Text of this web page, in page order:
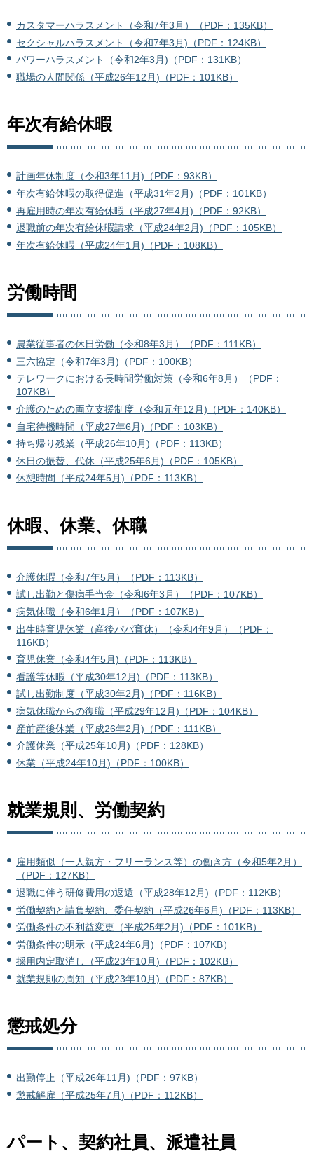
カスタマーハラスメント（令和7年3月）（PDF：135KB）
セクシャルハラスメント（令和7年3月)（PDF：124KB）
パワーハラスメント（令和2年3月)（PDF：131KB）
職場の人間関係（平成26年12月)（PDF：101KB）
年次有給休暇
計画年休制度（令和3年11月)（PDF：93KB）
年次有給休暇の取得促進（平成31年2月)（PDF：101KB）
再雇用時の年次有給休暇（平成27年4月)（PDF：92KB）
退職前の年次有給休暇請求（平成24年2月)（PDF：105KB）
年次有給休暇（平成24年1月)（PDF：108KB）
労働時間
農業従事者の休日労働（令和8年3月）（PDF：111KB）
三六協定（令和7年3月)（PDF：100KB）
テレワークにおける長時間労働対策（令和6年8月）（PDF：
107KB）
介護のための両立支援制度（令和元年12月)（PDF：140KB）
自宅待機時間（平成27年6月)（PDF：103KB）
持ち帰り残業（平成26年10月)（PDF：113KB）
休日の振替、代休（平成25年6月)（PDF：105KB）
休憩時間（平成24年5月)（PDF：113KB）
休暇、休業、休職
介護休暇（令和7年5月）（PDF：113KB）
試し出勤と傷病手当金（令和6年3月）（PDF：107KB）
病気休職（令和6年1月）（PDF：107KB）
出生時育児休業（産後パパ育休）（令和4年9月）（PDF：
116KB）
育児休業（令和4年5月)（PDF：113KB）
看護等休暇（平成30年12月)（PDF：113KB）
試し出勤制度（平成30年2月)（PDF：116KB）
病気休職からの復職（平成29年12月)（PDF：104KB）
産前産後休業（平成26年2月)（PDF：111KB）
介護休業（平成25年10月)（PDF：128KB）
休業（平成24年10月)（PDF：100KB）
就業規則、労働契約
雇用類似（一人親方・フリーランス等）の働き方（令和5年2月）
（PDF：127KB）
退職に伴う研修費用の返還（平成28年12月)（PDF：112KB）
労働契約と請負契約、委任契約（平成26年6月)（PDF：113KB）
労働条件の不利益変更（平成25年2月)（PDF：101KB）
労働条件の明示（平成24年6月)（PDF：107KB）
採用内定取消し（平成23年10月)（PDF：102KB）
就業規則の周知（平成23年10月)（PDF：87KB）
懲戒処分
出勤停止（平成26年11月)（PDF：97KB）
懲戒解雇（平成25年7月)（PDF：112KB）
パート、契約社員、派遣社員